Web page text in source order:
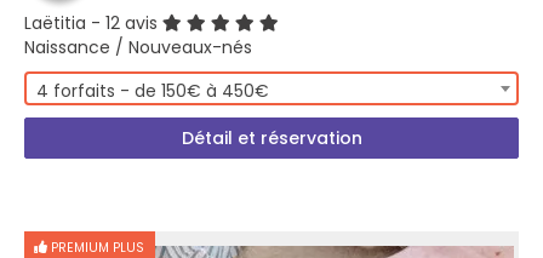
Laëtitia - 12 avis
Naissance / Nouveaux-nés
4 forfaits - de 150€ à 450€
Détail et réservation
PREMIUM PLUS